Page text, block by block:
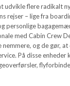
udvikle flere radikalt
rejser – lige fra
personlige
med Cabin Crew
og de gør, at
På disse